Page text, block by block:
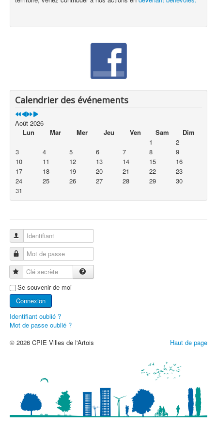
Calendrier des événements
Août 2026
Lun
Mar Mer Jeu Ven Sam
Dim
1
2
3
4 5 6 7 8
9
10
11 12 13 14 15
16
17
18 19 20 21 22
23
24
25 26 27 28 29
30
31
Identifiant
Mot de passe
Clé secrète
Se souvenir de moi
Connexion
Identifiant oublié ?
Mot de passe oublié ?
Haut de page
© 2026 CPIE Villes de l'Artois